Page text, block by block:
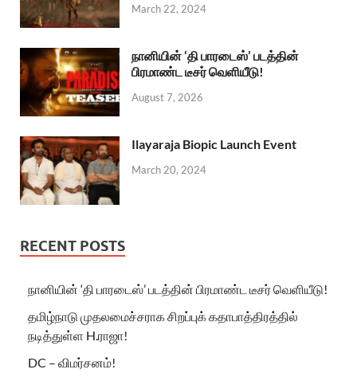
March 22, 2024
நானியின் ‘தி பாரடைஸ்’ படத்தின்
பிரமாண்ட டீசர் வெளியீடு!
August 7, 2026
Ilayaraja Biopic Launch Event
March 20, 2024
RECENT POSTS
நானியின் ‘தி பாரடைஸ்’ படத்தின் பிரமாண்ட டீசர் வெளியீடு!
தமிழ்நாடு முதலமைச்சராக சிறப்புக் கதாபாத்திரத்தில்
நடித்துள்ள H.ராஜா!
DC – விமர்சனம்!